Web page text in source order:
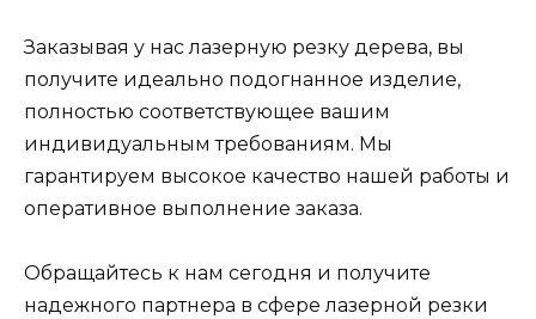
Заказывая у нас лазерную резку дерева, вы
получите идеально подогнанное изделие,
полностью соответствующее вашим
индивидуальным требованиям. Мы
гарантируем высокое качество нашей работы и
оперативное выполнение заказа.
Обращайтесь к нам сегодня и получите
надежного партнера в сфере лазерной резки